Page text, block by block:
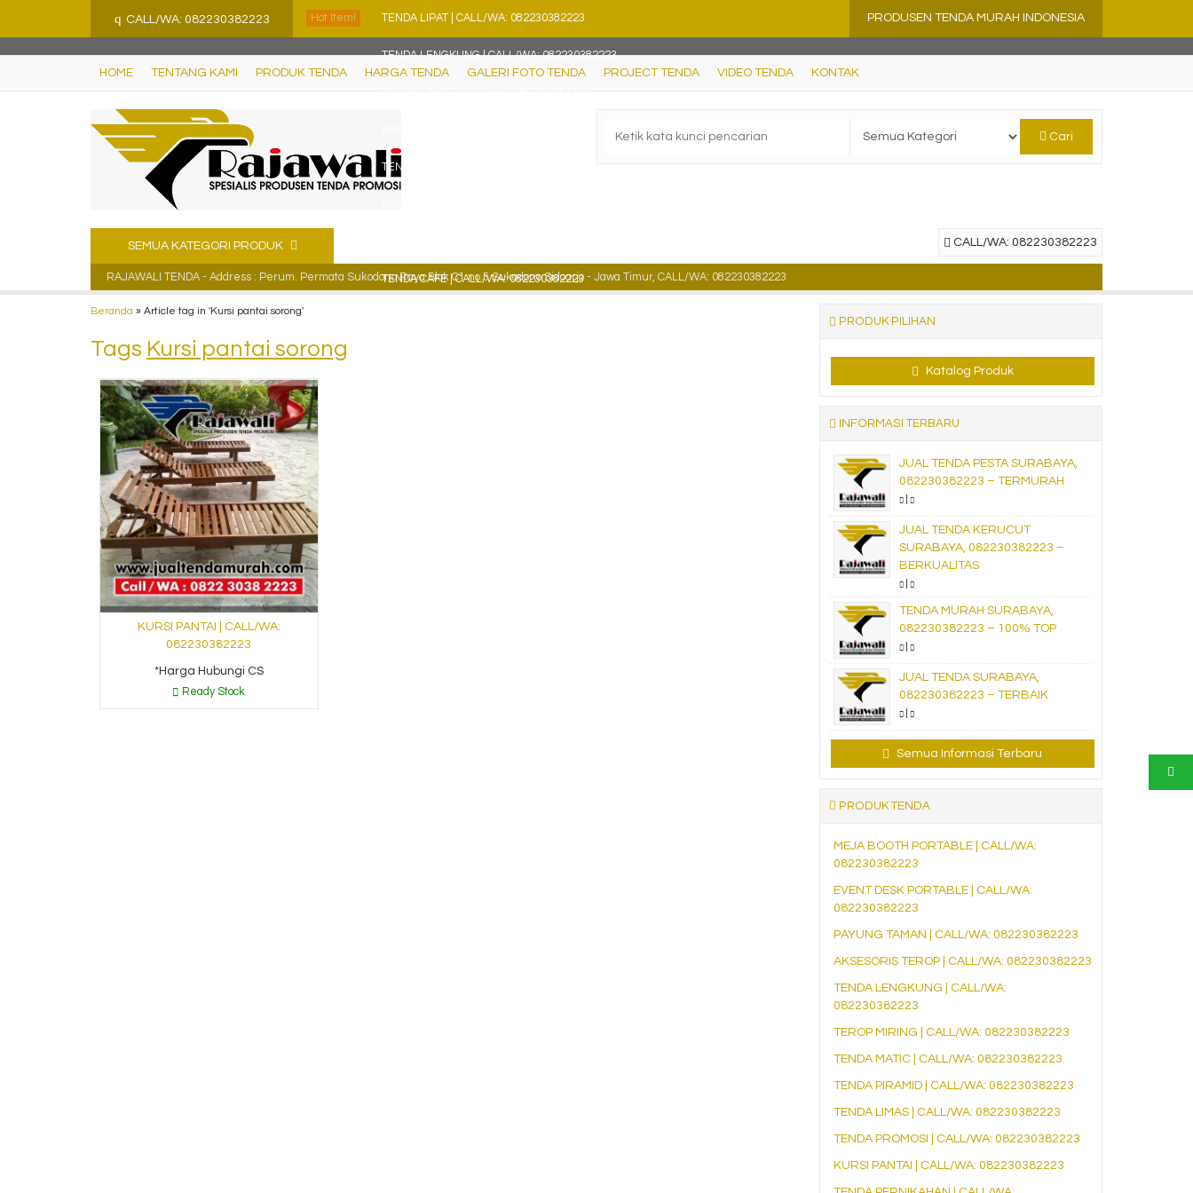
q CALL/WA: 082230382223 Hot Item! TENDA LIPAT | CALL/WA: 082230382223
TENDA LENGKUNG | CALL/WA: 082230382223
TENDA RUMAH | CALL/WA: 082230382223
TENDA CAFE | CALL/WA: 082230382223
PRODUSEN TENDA MURAH INDONESIA
HOME TENTANG KAMI PRODUK TENDA HARGA TENDA GALERI FOTO TENDA PROJECT TENDA VIDEO TENDA KONTAK
Cari
CALL/WA: 082230382223
SEMUA KATEGORI PRODUK
RAJAWALI TENDA - Address : Perum. Permata Sukodono Raya Blok C1 no.5 Sukodono Sidoarjo - Jawa Timur, CALL/WA: 082230382223
Beranda » Article tag in 'Kursi pantai sorong'
Tags Kursi pantai sorong
KURSI PANTAI | CALL/WA:
082230382223
*Harga Hubungi CS
Ready Stock
PRODUK PILIHAN
Katalog Produk
INFORMASI TERBARU
JUAL TENDA PESTA SURABAYA,
082230382223 – TERMURAH
|
JUAL TENDA KERUCUT
SURABAYA, 082230382223 –
BERKUALITAS
|
TENDA MURAH SURABAYA,
082230382223 – 100% TOP
|
JUAL TENDA SURABAYA,
082230382223 – TERBAIK
|
Semua Informasi Terbaru
PRODUK TENDA
MEJA BOOTH PORTABLE | CALL/WA:
082230382223
EVENT DESK PORTABLE | CALL/WA:
082230382223
PAYUNG TAMAN | CALL/WA: 082230382223
AKSESORIS TEROP | CALL/WA: 082230382223
TENDA LENGKUNG | CALL/WA:
082230382223
TEROP MIRING | CALL/WA: 082230382223
TENDA MATIC | CALL/WA: 082230382223
TENDA PIRAMID | CALL/WA: 082230382223
TENDA LIMAS | CALL/WA: 082230382223
TENDA PROMOSI | CALL/WA: 082230382223
KURSI PANTAI | CALL/WA: 082230382223